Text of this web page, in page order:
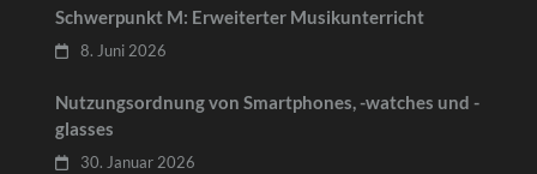
Schwerpunkt M: Erweiterter Musikunterricht
8. Juni 2026
Nutzungsordnung von Smartphones, -watches und -
glasses
30. Januar 2026